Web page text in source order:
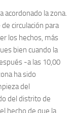
acordonado la zona.
circulación para
los hechos, más
bien cuando la
-a las 10,00
ha sido
del
del distrito de
hecho de que la